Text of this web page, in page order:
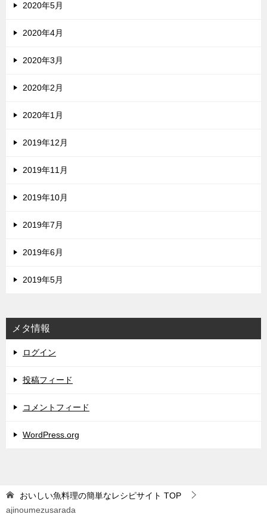
2020年5月
2020年4月
2020年3月
2020年2月
2020年1月
2019年12月
2019年11月
2019年10月
2019年7月
2019年6月
2019年5月
メタ情報
ログイン
投稿フィード
コメントフィード
WordPress.org
おいしい魚料理の簡単なレシピサイト TOP
ajinoumezusarada